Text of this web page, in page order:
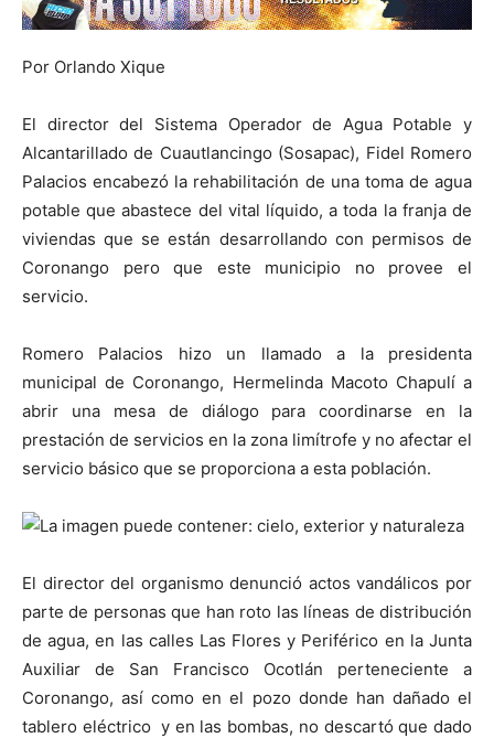
Por Orlando Xique
El director del Sistema Operador de Agua Potable y
Alcantarillado de Cuautlancingo (Sosapac), Fidel Romero
Palacios encabezó la rehabilitación de una toma de agua
potable que abastece del vital líquido, a toda la franja de
viviendas que se están desarrollando con permisos de
Coronango pero que este municipio no provee el
servicio.
Romero Palacios hizo un llamado a la presidenta
municipal de Coronango, Hermelinda Macoto Chapulí a
abrir una mesa de diálogo para coordinarse en la
prestación de servicios en la zona limítrofe y no afectar el
servicio básico que se proporciona a esta población.
El director del organismo denunció actos vandálicos por
parte de personas que han roto las líneas de distribución
de agua, en las calles Las Flores y Periférico en la Junta
Auxiliar de San Francisco Ocotlán perteneciente a
Coronango, así como en el pozo donde han dañado el
tablero eléctrico y en las bombas, no descartó que dado